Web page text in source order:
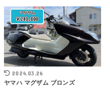
2024.03.26
ヤマハ マグザム ブロンズ